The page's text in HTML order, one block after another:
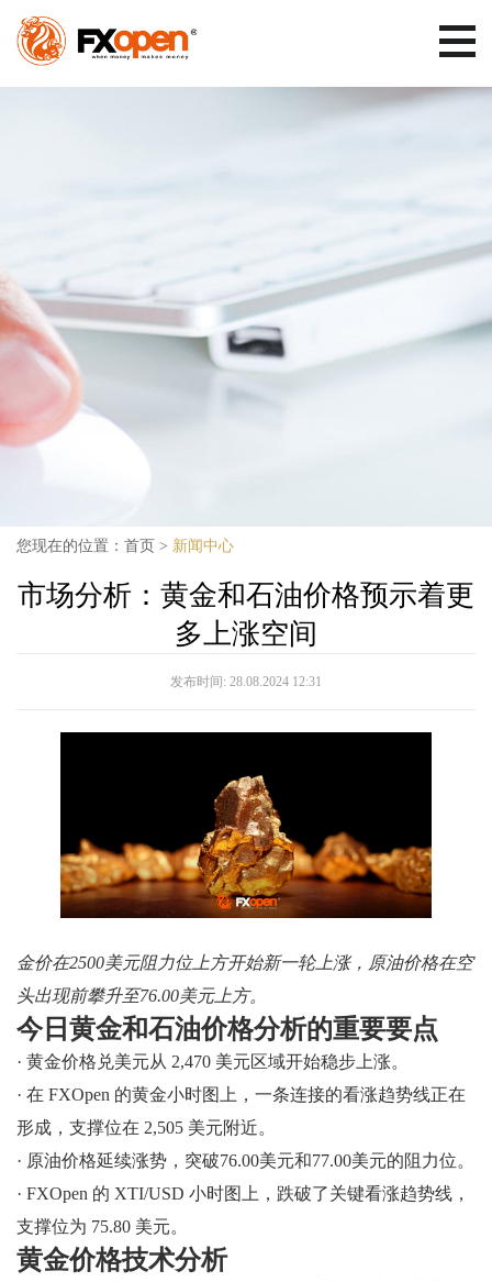
您现在的位置： 首页 > 新闻中心
市场分析：黄金和石油价格预示着更
多上涨空间
发布时间: 28.08.2024 12:31
金价在2500美元阻力位上方开始新一轮上涨，原油价格在空
头出现前攀升至76.00美元上方。
今日黄金和石油价格分析的重要要点
· 黄金价格兑美元从 2,470 美元区域开始稳步上涨。
· 在 FXOpen 的黄金小时图上，一条连接的看涨趋势线正在
形成，支撑位在 2,505 美元附近。
· 原油价格延续涨势，突破76.00美元和77.00美元的阻力位。
· FXOpen 的 XTI/USD 小时图上，跌破了关键看涨趋势线，
支撑位为 75.80 美元。
黄金价格技术分析